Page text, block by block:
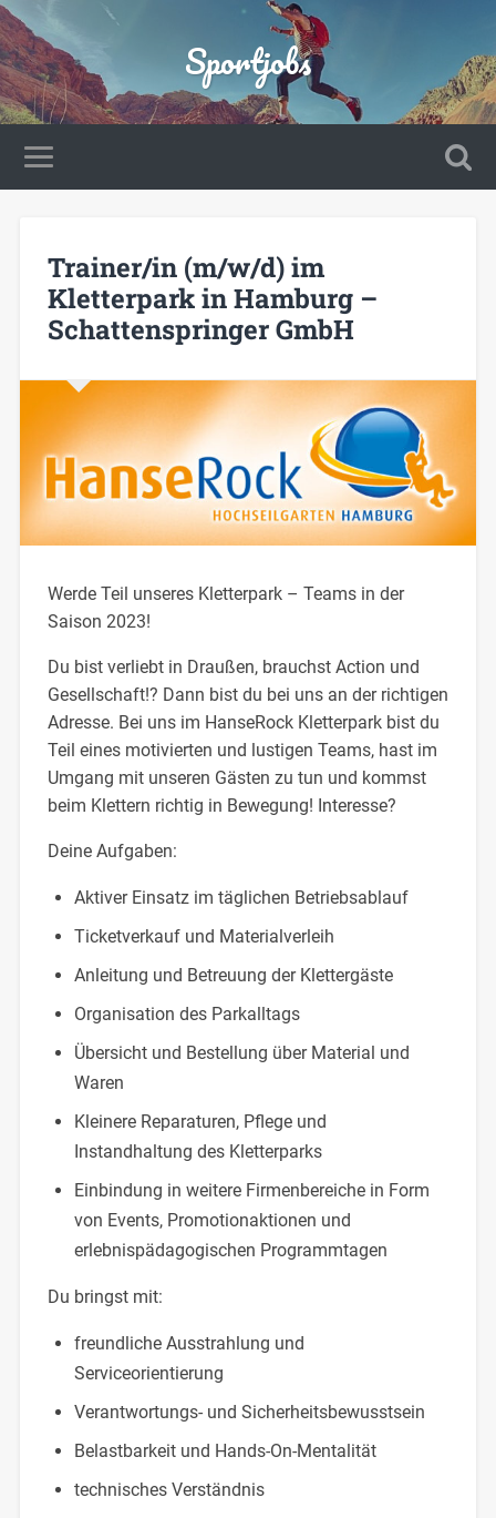
Sportjobs
Trainer/in (m/w/d) im
Kletterpark in Hamburg –
Schattenspringer GmbH
Werde Teil unseres Kletterpark – Teams in der
Saison 2023!
Du bist verliebt in Draußen, brauchst Action und
Gesellschaft!? Dann bist du bei uns an der richtigen
Adresse. Bei uns im HanseRock Kletterpark bist du
Teil eines motivierten und lustigen Teams, hast im
Umgang mit unseren Gästen zu tun und kommst
beim Klettern richtig in Bewegung! Interesse?
Deine Aufgaben:
Aktiver Einsatz im täglichen Betriebsablauf
Ticketverkauf und Materialverleih
Anleitung und Betreuung der Klettergäste
Organisation des Parkalltags
Übersicht und Bestellung über Material und
Waren
Kleinere Reparaturen, Pflege und
Instandhaltung des Kletterparks
Einbindung in weitere Firmenbereiche in Form
von Events, Promotionaktionen und
erlebnispädagogischen Programmtagen
Du bringst mit:
freundliche Ausstrahlung und
Serviceorientierung
Verantwortungs- und Sicherheitsbewusstsein
Belastbarkeit und Hands-On-Mentalität
technisches Verständnis